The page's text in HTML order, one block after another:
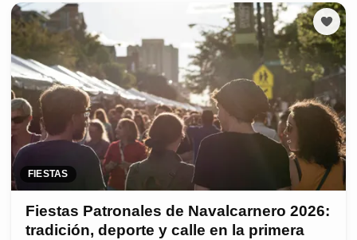
FIESTAS
Fiestas Patronales de Navalcarnero 2026:
tradición, deporte y calle en la primera